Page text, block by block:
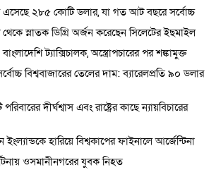
এসেছে ২৮৫ কোটি ডলার, যা গত আট বছরে সর্বোচ্চ
থেকে স্নাতক ডিগ্রি অর্জন করেছেন সিলেটের ইছমাইল
ট্যাক্সিচালক, অস্ত্রোপচারের পর শঙ্কামুক্ত
বিশ্ববাজারের তেলের দাম: ব্যারেলপ্রতি ৯০ ডলার
দীর্ঘশ্বাস এবং রাষ্ট্রের কাছে ন্যায়বিচারের
ইংল্যান্ডকে হারিয়ে বিশ্বকাপের ফাইনালে আর্জেন্টিনা
ওসমানীনগরের যুবক নিহত